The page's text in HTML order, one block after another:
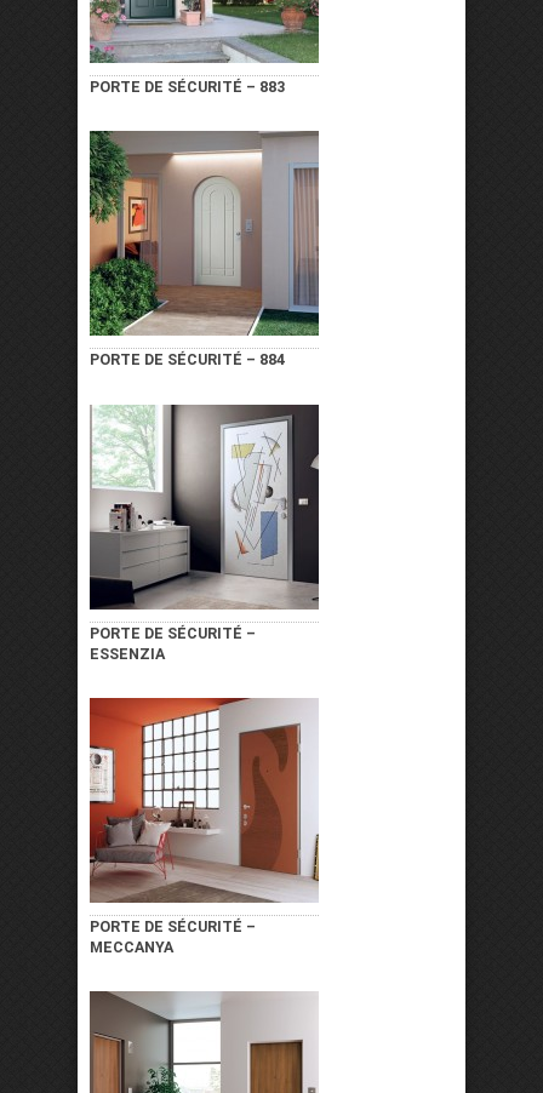
PORTE DE SÉCURITÉ – 883
PORTE DE SÉCURITÉ – 884
PORTE DE SÉCURITÉ –
ESSENZIA
PORTE DE SÉCURITÉ –
MECCANYA